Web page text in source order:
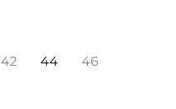
42 44
46